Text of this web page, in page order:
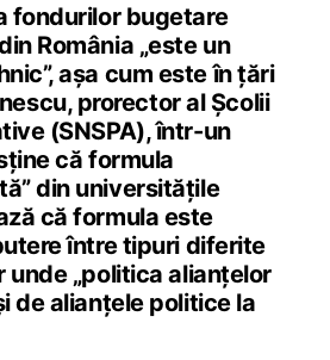
fondurilor bugetare
România „este un
așa cum este în țări
prorector al Școlii
(SNSPA), într-un
că formula
din universitățile
că formula este
între tipuri diferite
„politica alianțelor
de alianțele politice la